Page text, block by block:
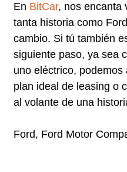
En BitCar, nos encanta
tanta historia como
cambio. Si tú también
siguiente paso, ya sea
uno eléctrico, podemos
plan ideal de leasing o
al volante de una
Ford, Ford Motor